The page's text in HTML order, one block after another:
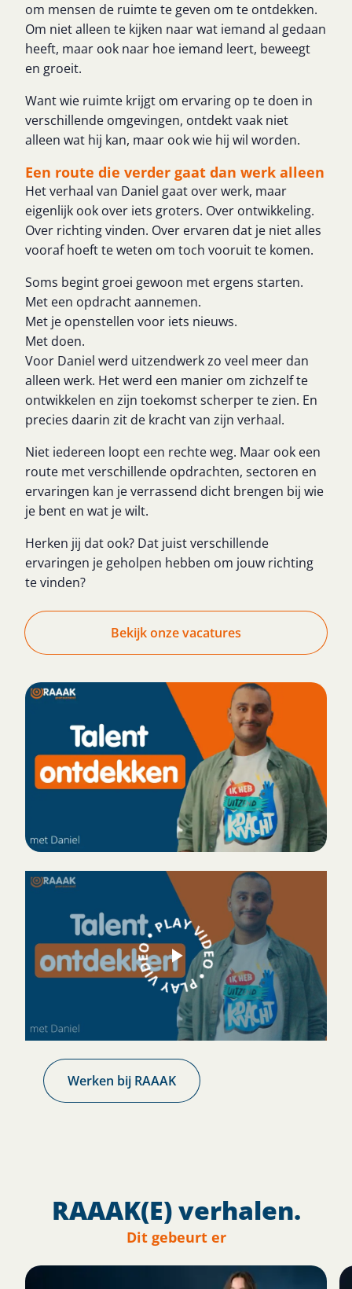
om mensen de ruimte te geven om te ontdekken.
Om niet alleen te kijken naar wat iemand al gedaan
heeft, maar ook naar hoe iemand leert, beweegt
en groeit.
Want wie ruimte krijgt om ervaring op te doen in
verschillende omgevingen, ontdekt vaak niet
alleen wat hij kan, maar ook wie hij wil worden.
Een route die verder gaat dan werk alleen
Het verhaal van Daniel gaat over werk, maar
eigenlijk ook over iets groters. Over ontwikkeling.
Over richting vinden. Over ervaren dat je niet alles
vooraf hoeft te weten om toch vooruit te komen.
Soms begint groei gewoon met ergens starten.
Met een opdracht aannemen.
Met je openstellen voor iets nieuws.
Met doen.
Voor Daniel werd uitzendwerk zo veel meer dan
alleen werk. Het werd een manier om zichzelf te
ontwikkelen en zijn toekomst scherper te zien. En
precies daarin zit de kracht van zijn verhaal.
Niet iedereen loopt een rechte weg. Maar ook een
route met verschillende opdrachten, sectoren en
ervaringen kan je verrassend dicht brengen bij wie
je bent en wat je wilt.
Herken jij dat ook? Dat juist verschillende
ervaringen je geholpen hebben om jouw richting
te vinden?
Bekijk onze vacatures
Werken bij RAAAK
RAAAK(E) verhalen.
Dit gebeurt er